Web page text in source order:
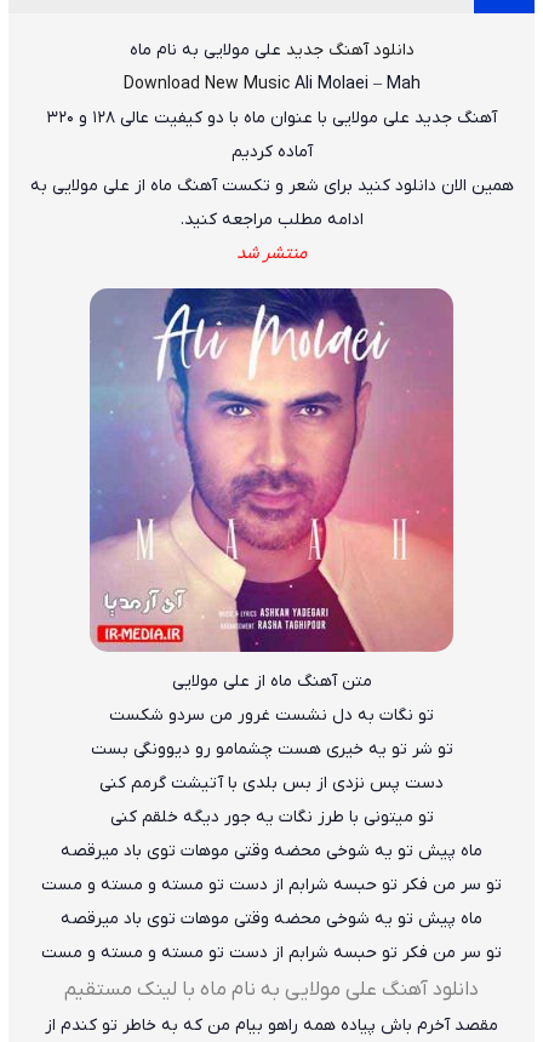
دانلود آهنگ جدید علی مولایی به نام ماه
Download New Music Ali Molaei – Mah
آهنگ جدید علی مولایی با عنوان ماه
با دو کیفیت عالی ۱۲۸ و ۳۲۰
آماده کردیم
همین الان دانلود کنید برای شعر و تکست آهنگ ماه از علی مولایی به
ادامه مطلب مراجعه کنید.
منتشر شد
متن آهنگ ماه از علی مولایی
تو نگات به دل نشست غرور من سردو شکست
تو شر تو یه خیری هست چشمامو رو دیوونگی بست
دست پس نزدی از بس بلدی با آتیشت گرمم کنی
تو میتونی با طرز نگات یه جور دیگه خلقم کنی
ماه پیش تو یه شوخی محضه وقتی موهات توی باد میرقصه
تو سر من فکر تو حبسه شرابم از دست تو مسته و مسته و مست
ماه پیش تو یه شوخی محضه وقتی موهات توی باد میرقصه
تو سر من فکر تو حبسه شرابم از دست تو مسته و مسته و مست
دانلود آهنگ علی مولایی به نام ماه با لینک مستقیم
مقصد آخرم باش پیاده همه راهو بیام من که به خاطر تو کندم از